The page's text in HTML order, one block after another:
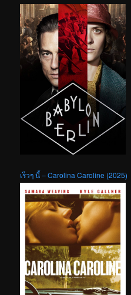
เร็วๆ นี้ – Carolina Caroline (2025)